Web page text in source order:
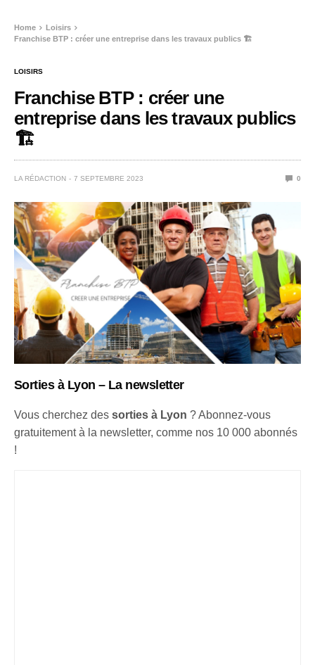
Home
Loisirs
Franchise BTP : créer une entreprise dans les travaux publics 🏗️
LOISIRS
Franchise BTP : créer une
entreprise dans les travaux publics
🏗️
LA RÉDACTION 7 SEPTEMBRE 2023 0
Sorties à Lyon – La newsletter
Vous cherchez dessorties à Lyon ? Abonnez-vous
gratuitement à la newsletter, comme nos 10 000 abonnés
!